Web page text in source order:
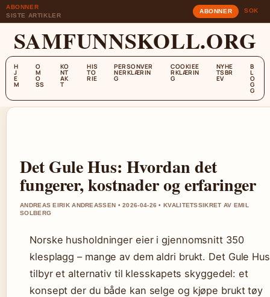
ABONNER
SISTE ARTIKLER
ABONNER SOK
SAMFUNNSKOLL.ORG
H
J
E
M
O
M
O
SS
KO
NT
AK
T
HIS
TO
RIE
PERSONVER
NERKLÆRIN
G
COOKIEE
RKLÆRIN
G
NYHE
TSBR
EV
B
L
O
G
G
Det Gule Hus: Hvordan det
fungerer, kostnader og erfaringer
ANDREAS EIRIK ANDREASSEN • 2026-04-26 • KVALITETSSIKRET AV EMIL
SOLBERG
Norske husholdninger eier i gjennomsnitt 350
klesplagg – mange av dem aldri brukt. Det Gule Hus
tilbyr et alternativ til klesskapets skyggedel: et
konsept der du både kan selge og kjøpe brukt tøy